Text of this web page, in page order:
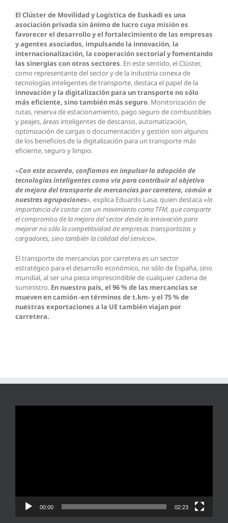
El Clúster de Movilidad y Logística de Euskadi es una
asociación privada sin ánimo de lucro cuya misión es
favorecer el desarrollo y el fortalecimiento de las empresas
y agentes asociados, impulsando la innovación, la
internacionalización, la cooperación sectorial y fomentando
las sinergias con otros sectores. En este sentido, el Clúster,
como representante del sector y de la industria conexa de
tecnologías inteligentes de transporte, destaca el papel de la
innovación y la digitalización para un transporte no sólo
más eficiente, sino también más seguro. Monitorización de
rutas, reserva de estacionamiento, pago seguro de combustibles
y peajes, áreas inteligentes de descanso, automatización,
optimización de cargas o documentación y gestión son algunos
de los beneficios de la digitalización para un transporte más
eficiente, seguro y limpio.
«Con este acuerdo, confiamos en impulsar la adopción de
tecnologías inteligentes como vía para contribuir al objetivo
de mejora del transporte de mercancías por carretera, común a
nuestras agrupaciones», explica Eduardo Lasa, quien destaca «la
importancia de contar con un movimiento como TFM, que comparte
el compromiso de la mejora del sector desde la innovación para
mejorar no sólo la competitividad de empresas transportistas y
cargadores, sino también la calidad del servicio».
El transporte de mercancías por carretera es un sector
estratégico para el desarrollo económico, no sólo de España, sino
mundial, al ser una pieza imprescindible de cualquier cadena de
suministro. En nuestro país, el 96 % de las mercancías se
mueven en camión -en términos de t.km- y el 75 % de
nuestras exportaciones a la UE también viajan por
carretera.
00:00 02:23